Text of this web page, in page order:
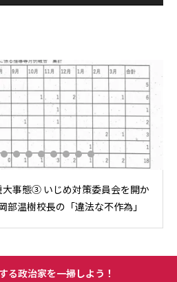
事態③ いじめ対策委員会を開か
温樹校長の「違法な不作為」
る政治家を一掃しよう！